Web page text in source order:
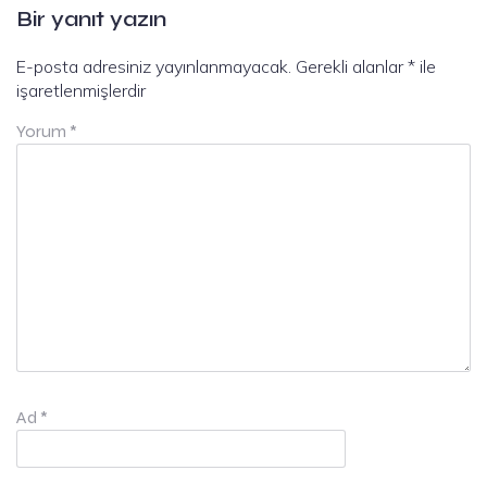
Bir yanıt yazın
E-posta adresiniz yayınlanmayacak. Gerekli alanlar* ile
işaretlenmişlerdir
Yorum *
Ad *